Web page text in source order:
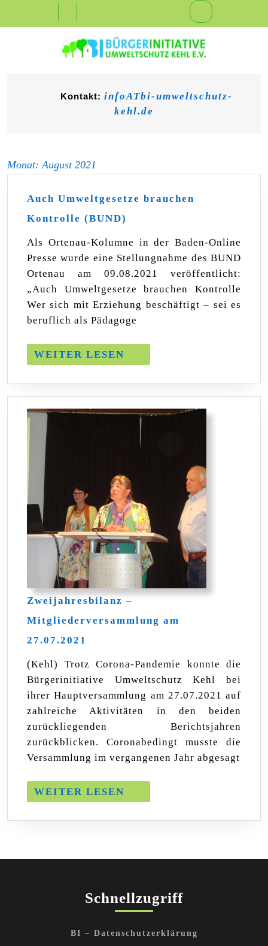
Button
Kontakt: infoATbi-umweltschutz-
kehl.de
Monat:August 2021
Auch Umweltgesetze brauchen
Kontrolle (BUND)
Kontrolle
(BUND)
Als Ortenau-Kolumne in der Baden-Online
Presse wurde eine Stellungnahme des BUND
Ortenau am 09.08.2021 veröffentlicht:
„Auch Umweltgesetze brauchen Kontrolle
Wer sich mit Erziehung beschäftigt – sei es
beruflich als Pädagoge
WEITER LESEN
Zweijahresbilanz –
Mitgliederversammlung am
27.07.2021
am
27.07.2021
(Kehl) Trotz Corona-Pandemie konnte die
Bürgerinitiative Umweltschutz Kehl bei
ihrer Hauptversammlung am 27.07.2021 auf
zahlreiche Aktivitäten in den beiden
zurückliegenden Berichtsjahren
zurückblicken. Coronabedingt musste die
Versammlung im vergangenen Jahr abgesagt
WEITER LESEN
Schnellzugriff
BI – Datenschutzerklärung